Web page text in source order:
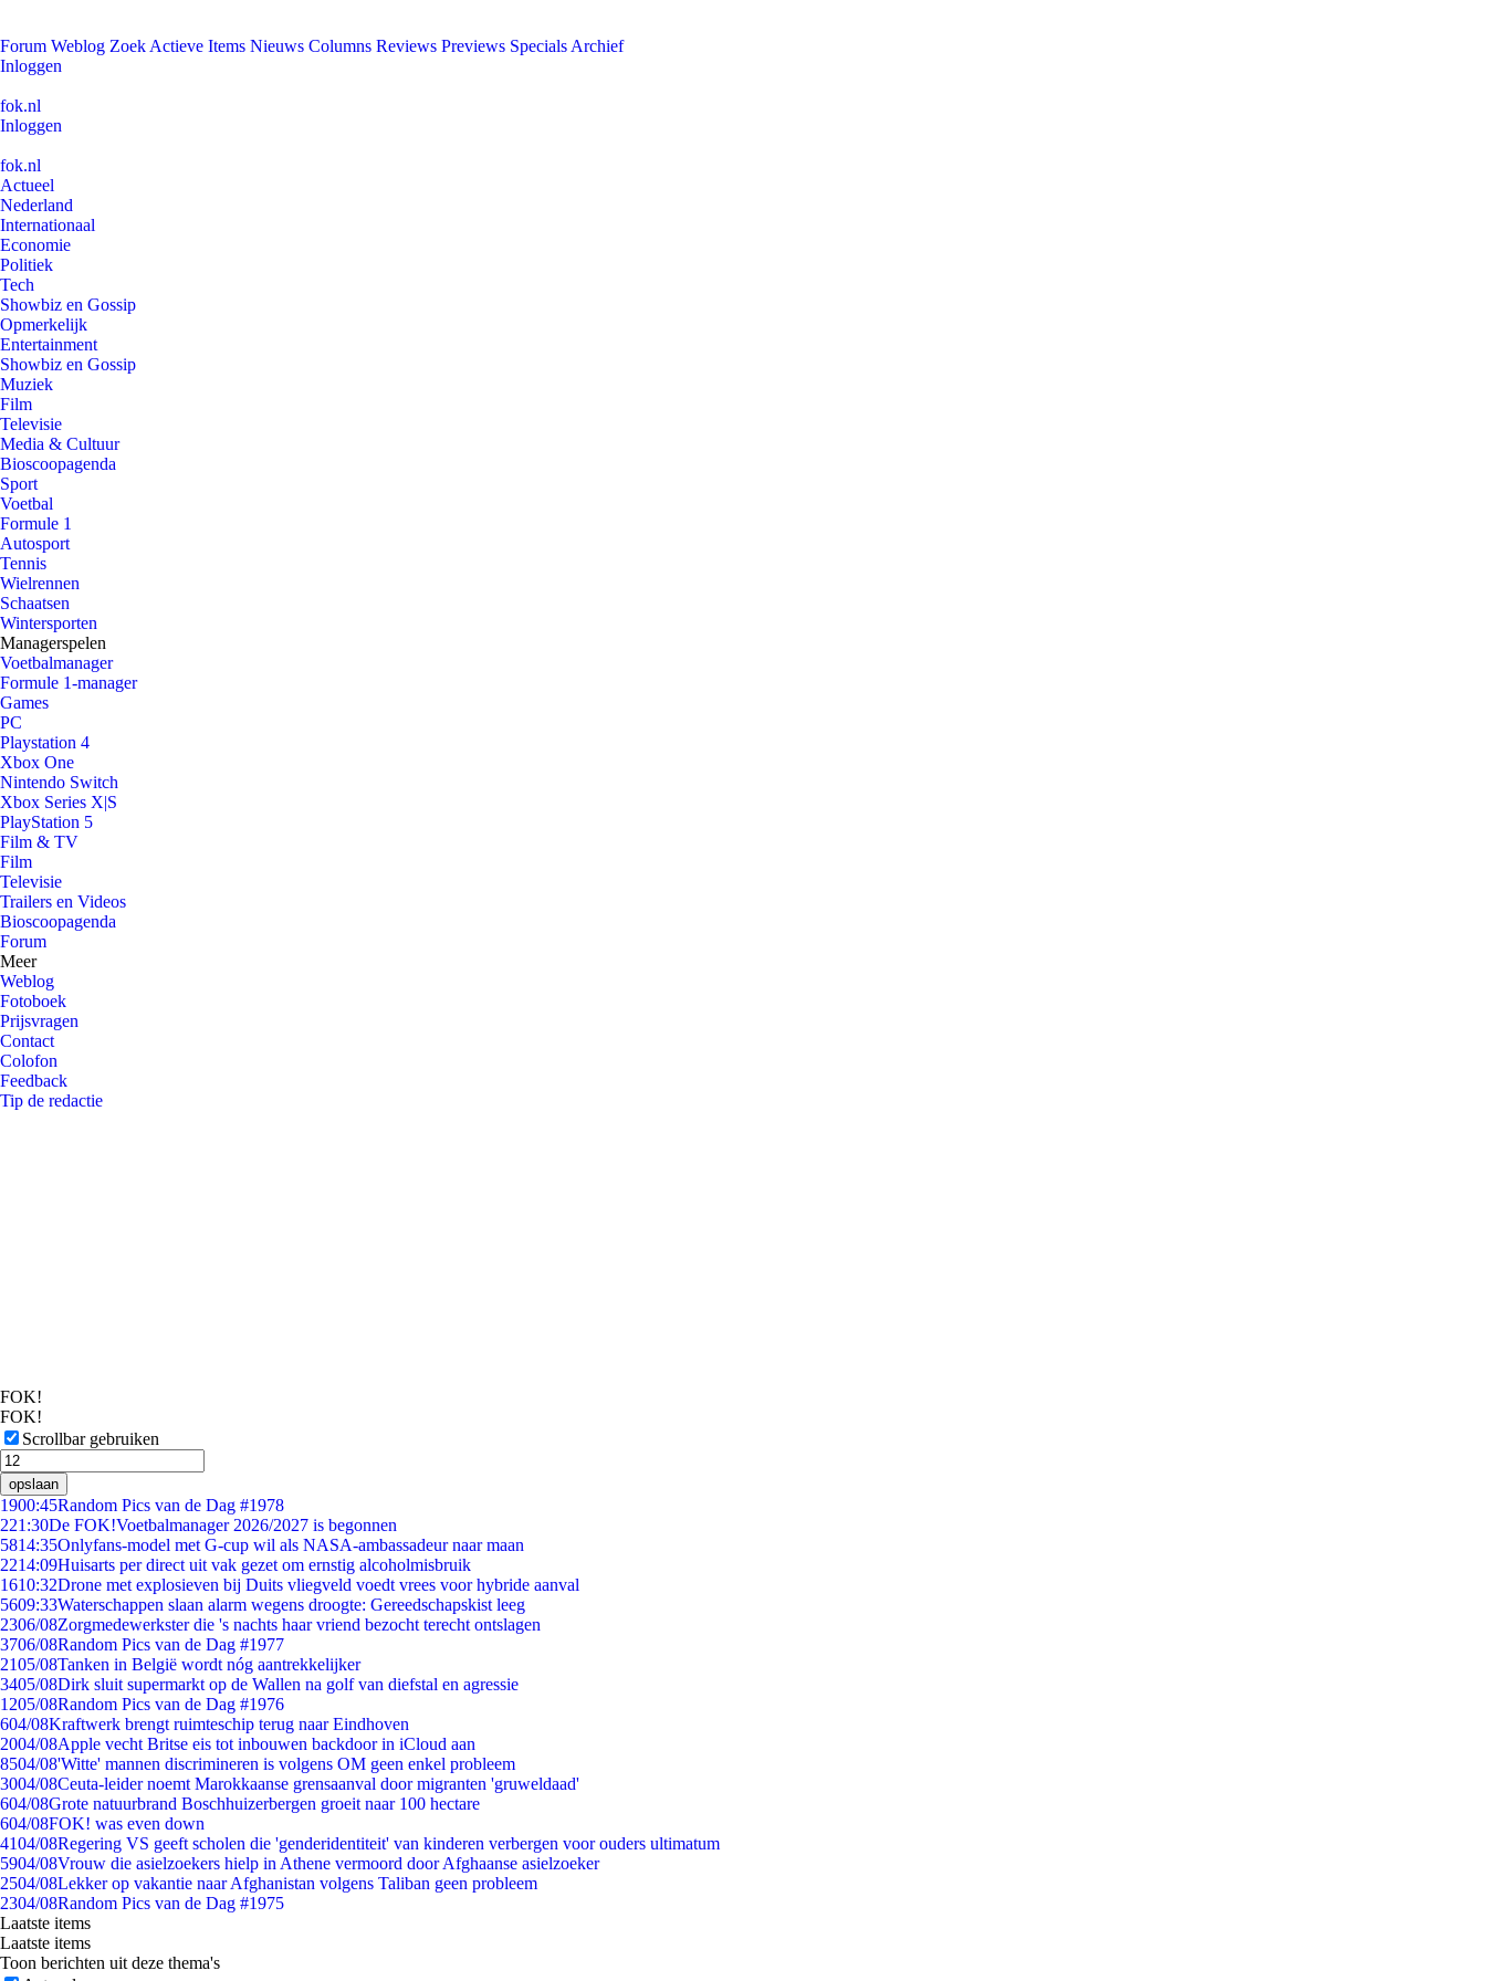
Forum Weblog Zoek Actieve Items Nieuws Columns Reviews Previews Specials Archief
Inloggen
fok.nl
Inloggen
fok.nl
Actueel
Nederland
Internationaal
Economie
Politiek
Tech
Showbiz en Gossip
Opmerkelijk
Entertainment
Showbiz en Gossip
Muziek
Film
Televisie
Media & Cultuur
Bioscoopagenda
Sport
Voetbal
Formule 1
Autosport
Tennis
Wielrennen
Schaatsen
Wintersporten
Managerspelen
Voetbalmanager
Formule 1-manager
Games
PC
Playstation 4
Xbox One
Nintendo Switch
Xbox Series X|S
PlayStation 5
Film & TV
Film
Televisie
Trailers en Videos
Bioscoopagenda
Forum
Meer
Weblog
Fotoboek
Prijsvragen
Contact
Colofon
Feedback
Tip de redactie
FOK!
FOK!
Scrollbar gebruiken
opslaan
1900:45Random Pics van de Dag #1978
221:30De FOK!Voetbalmanager 2026/2027 is begonnen
5814:35Onlyfans-model met G-cup wil als NASA-ambassadeur naar maan
2214:09Huisarts per direct uit vak gezet om ernstig alcoholmisbruik
1610:32Drone met explosieven bij Duits vliegveld voedt vrees voor hybride aanval
5609:33Waterschappen slaan alarm wegens droogte: Gereedschapskist leeg
2306/08Zorgmedewerkster die 's nachts haar vriend bezocht terecht ontslagen
3706/08Random Pics van de Dag #1977
2105/08Tanken in België wordt nóg aantrekkelijker
3405/08Dirk sluit supermarkt op de Wallen na golf van diefstal en agressie
1205/08Random Pics van de Dag #1976
604/08Kraftwerk brengt ruimteschip terug naar Eindhoven
2004/08Apple vecht Britse eis tot inbouwen backdoor in iCloud aan
8504/08'Witte' mannen discrimineren is volgens OM geen enkel probleem
3004/08Ceuta-leider noemt Marokkaanse grensaanval door migranten 'gruweldaad'
604/08Grote natuurbrand Boschhuizerbergen groeit naar 100 hectare
604/08FOK! was even down
4104/08Regering VS geeft scholen die 'genderidentiteit' van kinderen verbergen voor ouders ultimatum
5904/08Vrouw die asielzoekers hielp in Athene vermoord door Afghaanse asielzoeker
2504/08Lekker op vakantie naar Afghanistan volgens Taliban geen probleem
2304/08Random Pics van de Dag #1975
Laatste items
Laatste items
Toon berichten uit deze thema's